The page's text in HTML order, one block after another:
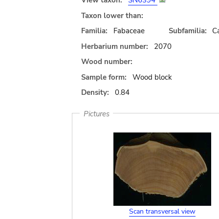
Taxon lower than:
Familia:
Fabaceae Subfamilia:
Herbarium number:
2070
Wood number:
Sample form:
Wood block
Density:
0.84
Pictures
Scan transversal view